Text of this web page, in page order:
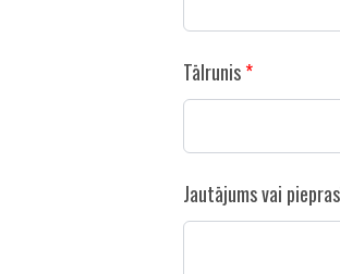
Tālrunis
Jautājums vai